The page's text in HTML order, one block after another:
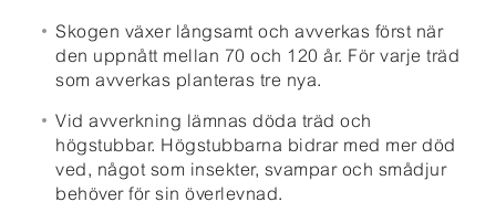
Skogen växer långsamt och avverkas först när
den uppnått mellan 70 och 120 år. För varje träd
som avverkas planteras tre nya.
Vid avverkning lämnas döda träd och
högstubbar. Högstubbarna bidrar med mer död
ved, något som insekter, svampar och smådjur
behöver för sin överlevnad.